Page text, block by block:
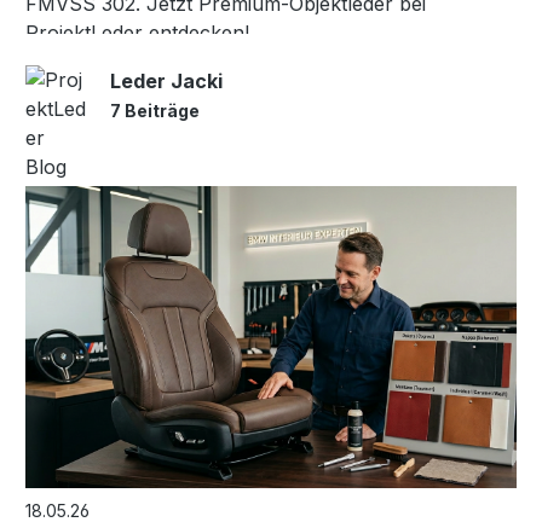
ProjektLeder entdecken!
Leder Jacki
7 Beiträge
18.05.26